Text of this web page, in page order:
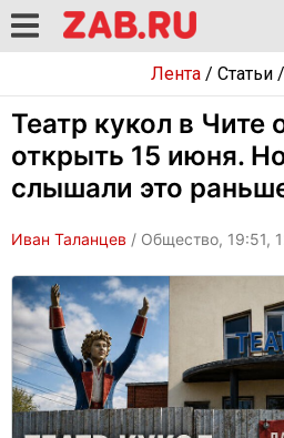
Лента/ Статьи/
Театр кукол в
открыть 15 июня.
слышали это
Иван Таланцев / Общество, 19:51,